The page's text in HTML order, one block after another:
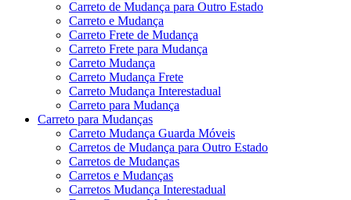
Carreto de Mudança para Outro Estado
Carreto e Mudança
Carreto Frete de Mudança
Carreto Frete para Mudança
Carreto Mudança
Carreto Mudança Frete
Carreto Mudança Interestadual
Carreto para Mudança
Carreto para Mudanças
Carreto Mudança Guarda Móveis
Carretos de Mudança para Outro Estado
Carretos de Mudanças
Carretos e Mudanças
Carretos Mudança Interestadual